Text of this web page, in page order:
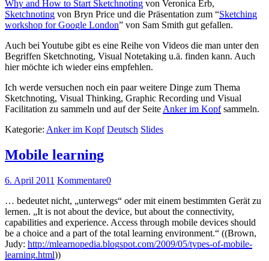
Why and How to Start Sketchnoting von Veronica Erb,
Sketchnoting von Bryn Price und die Präsentation zum “Sketching
workshop for Google London” von Sam Smith gut gefallen.
Auch bei Youtube gibt es eine Reihe von Videos die man unter den
Begriffen Sketchnoting, Visual Notetaking u.ä. finden kann. Auch
hier möchte ich wieder eins empfehlen.
Ich werde versuchen noch ein paar weitere Dinge zum Thema
Sketchnoting, Visual Thinking, Graphic Recording und Visual
Facilitation zu sammeln und auf der Seite Anker im Kopfsammeln.
Kategorie: Anker im Kopf Deutsch Slides
Mobile learning
6. April 2011 Kommentare0
… bedeutet nicht, „unterwegs“ oder mit einem bestimmten Gerät zu
lernen. „It is not about the device, but about the connectivity,
capabilities and experience. Access through mobile devices should
be a choice and a part of the total learning environment.“ ((Brown,
Judy: http://mlearnopedia.blogspot.com/2009/05/types-of-mobile-
learning.html))